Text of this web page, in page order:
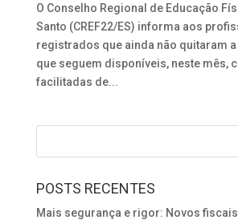
O Conselho Regional de Educação
Santo (CREF22/ES) informa aos
registrados que ainda não quitaram a
que seguem disponíveis, neste mês,
facilitadas de...
POSTS RECENTES
Mais segurança e rigor: Novos